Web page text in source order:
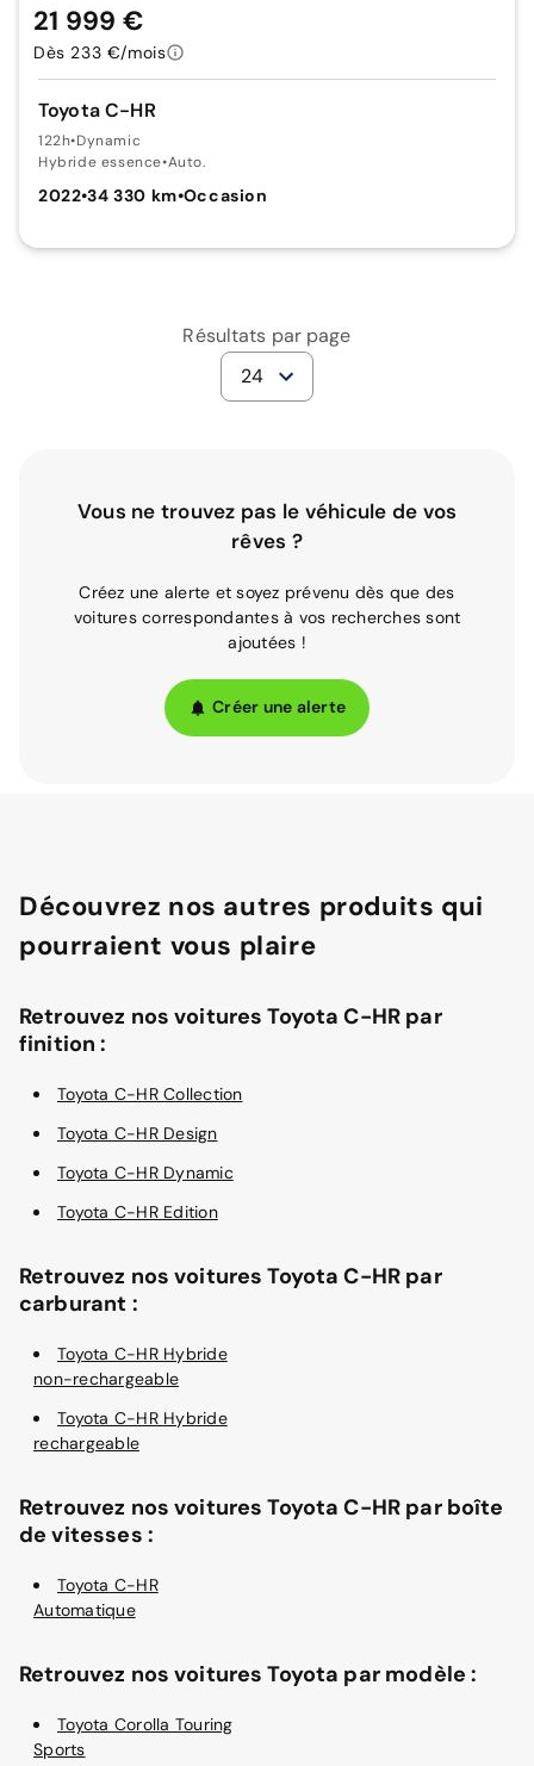
Toyota C-HR
122h•Dynamic
Hybride essence•Auto.
2022•34 330 km•Occasion
21 999 €
Dès 233 €/mois
Résultats par page
24
Vous ne trouvez pas le véhicule de vos
rêves ?
Créez une alerte et soyez prévenu dès que des
voitures correspondantes à vos recherches sont
ajoutées !
Créer une alerte
Découvrez nos autres produits qui
pourraient vous plaire
Retrouvez nos voitures Toyota C-HR par
finition :
Toyota C-HR Collection
Toyota C-HR Design
Toyota C-HR Dynamic
Toyota C-HR Edition
Retrouvez nos voitures Toyota C-HR par
carburant :
Toyota C-HR Hybride
non-rechargeable
Toyota C-HR Hybride
rechargeable
Retrouvez nos voitures Toyota C-HR par boîte
de vitesses :
Toyota C-HR
Automatique
Retrouvez nos voitures Toyota par modèle :
Toyota Corolla Touring
Sports